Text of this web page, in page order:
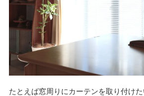
たとえば窓周りにカーテンを取り付け